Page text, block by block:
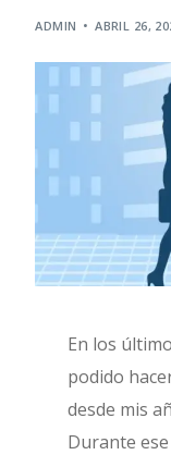
ADMIN ABRIL 26,
En los
podido
desde mis
Durante